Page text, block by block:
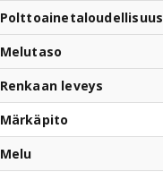
Polttoainetaloudellisuus
Melutaso
Renkaan leveys
Märkäpito
Melu